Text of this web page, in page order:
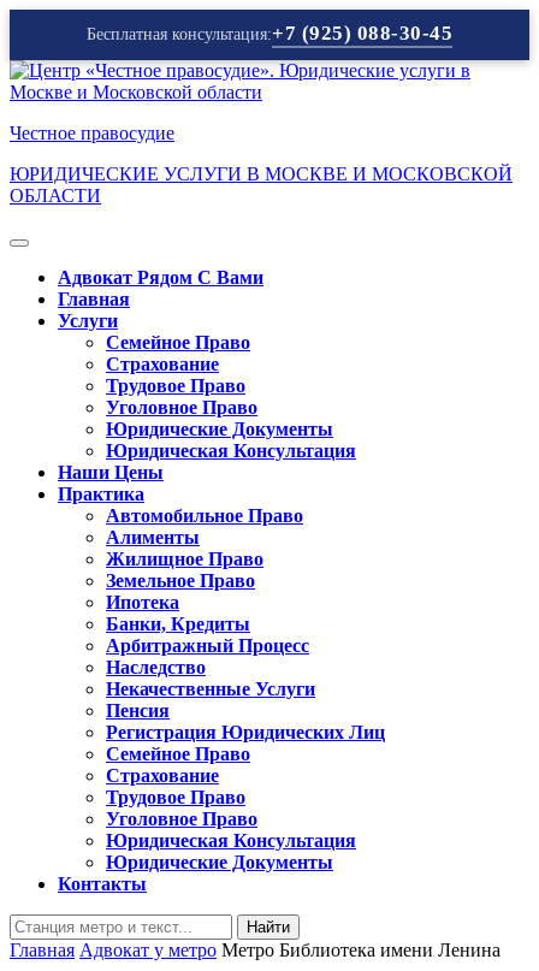
Бесплатная консультация:+7 (925) 088-30-45
Перейти
к
Честное правосудие
ЮРИДИЧЕСКИЕ УСЛУГИ В МОСКВЕ И МОСКОВСКОЙ
ОБЛАСТИ
Кнопка
ОткрытьАдвокат Рядом С Вами
Главная
Услуги
Семейное Право
Страхование
Трудовое Право
Уголовное Право
Юридические Документы
Юридическая Консультация
Наши Цены
Практика
Автомобильное Право
Алименты
Жилищное Право
Земельное Право
Ипотека
Банки, Кредиты
Арбитражный Процесс
Наследство
Некачественные Услуги
Пенсия
Регистрация Юридических Лиц
Семейное Право
Страхование
Трудовое Право
Уголовное Право
Юридическая Консультация
Юридические Документы
Контакты
Кнопка
Закрыть
Найти:
Главная Адвокат у метро Метро Библиотека имени Ленина